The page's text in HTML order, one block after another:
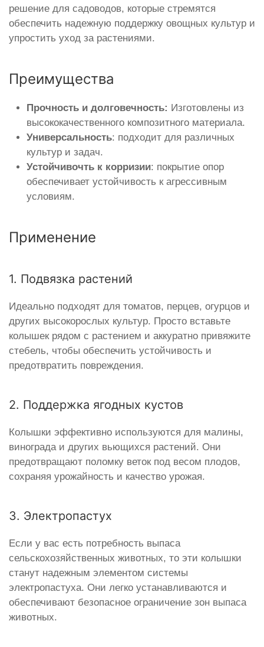
решение для садоводов, которые стремятся
обеспечить надежную поддержку овощных культур и
упростить уход за растениями.
Преимущества
Прочность и долговечность: Изготовлены из
высококачественного композитного материала.
Универсальность: подходит для различных
культур и задач.
Устойчивочть к корризии: покрытие опор
обеспечивает устойчивость к агрессивным
условиям.
Применение
1. Подвязка растений
Идеально подходят для томатов, перцев, огурцов и
других высокорослых культур. Просто вставьте
колышек рядом с растением и аккуратно привяжите
стебель, чтобы обеспечить устойчивость и
предотвратить повреждения.
2. Поддержка ягодных кустов
Колышки эффективно используются для малины,
винограда и других вьющихся растений. Они
предотвращают поломку веток под весом плодов,
сохраняя урожайность и качество урожая.
3. Электропастух
Если у вас есть потребность выпаса
сельскохозяйственных животных, то эти колышки
станут надежным элементом системы
электропастуха. Они легко устанавливаются и
обеспечивают безопасное ограничение зон выпаса
животных.